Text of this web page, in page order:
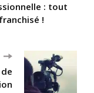
: tout
!